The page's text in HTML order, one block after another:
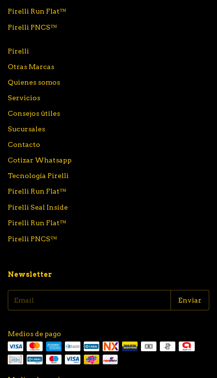
Pirelli Run Flat™
Pirelli PNCS™
Pirelli
Otras Marcas
Quienes somos
Servicios
Consejos útiles
Sucursales
Contacto
Cotizar Whatsapp
Tecnología Pirelli
Pirelli Run Flat™
Pirelli Seal Inside
Pirelli Run Flat™
Pirelli PNCS™
Newsletter
Medios de pago